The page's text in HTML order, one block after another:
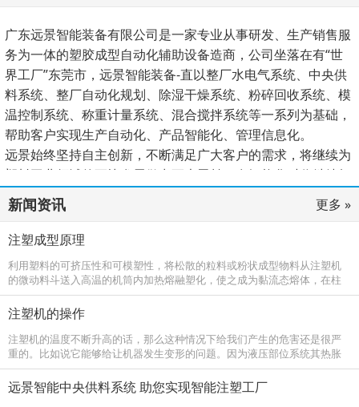
广东远景智能装备有限公司是一家专业从事研发、生产销售服
务为一体的塑胶成型自动化辅助设备造商，公司坐落在有“世
界工厂”东莞市，远景智能装备-直以整厂水电气系统、中央供
料系统、整厂自动化规划、除湿干燥系统、粉碎回收系统、模
温控制系统、称重计量系统、混合搅拌系统等一系列为基础，
帮助客户实现生产自动化、产品智能化、管理信息化。
远景始终坚持自主创新，不断满足广大客户的需求，将继续为
塑料工业领域的更快发展做出更大贡献，在智能化时代继续杨
帆启航、谱写新的篇章。
新闻资讯
更多 »
注塑成型原理
利用塑料的可挤压性和可模塑性，将松散的粒料或粉状成型物料从注塑机
的微动料斗送入高温的机筒内加热熔融塑化，使之成为黏流态熔体，在柱
塞或螺杆的高压推动下，以很大的流速通过机筒前端的喷嘴注塑进入温度
较低的闭
注塑机的操作
注塑机的温度不断升高的话，那么这种情况下给我们产生的危害还是很严
重的。比如说它能够给让机器发生变形的问题。因为液压部位系统其热胀
系数如果不同的话，那么它的间隙也会相应的产生变化，这样会有操作系
统动作失
远景智能中央供料系统 助您实现智能注塑工厂